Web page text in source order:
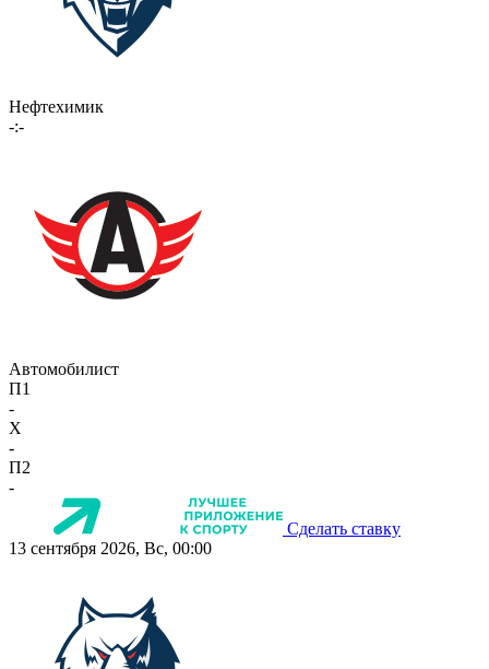
Нефтехимик
-:-
Автомобилист
П1
-
X
-
П2
-
Сделать ставку
13 сентября 2026, Вс, 00:00